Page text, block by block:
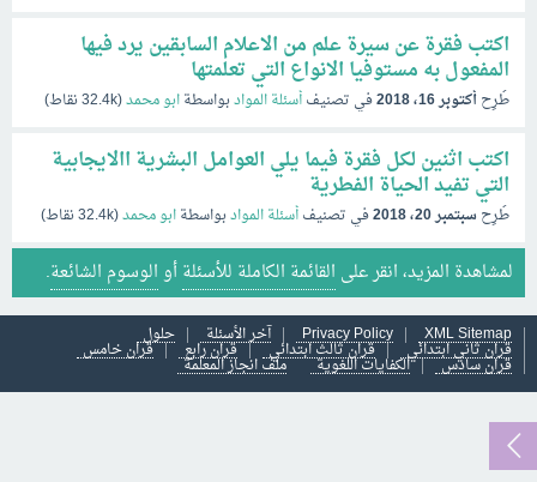
اكتب فقرة عن سيرة علم من الاعلام السابقين يرد فيها
المفعول به مستوفيا الانواع التي تعلمتها
طُرِحأكتوبر 16، 2018 في تصنيفأسئلة الموادبواسطةابو محمد(
32.4kنقاط)
اكتب اثنين لكل فقرة فيما يلي العوامل البشرية االايجابية
التي تفيد الحياة الفطرية
طُرِح سبتمبر 20، 2018 في تصنيفأسئلة الموادبواسطةابو محمد(
32.4kنقاط)
لمشاهدة المزيد، انقر على القائمة الكاملة للأسئلةأوالوسوم الشائعة.
XML Sitemap
Privacy Policy آخر الأسئلة حلول
قران ثاني ابتدائي قران ثالث ابتدائي قران رابع قران خامس
قران سادس الكفايات اللغوية ملف انجاز المعلمة